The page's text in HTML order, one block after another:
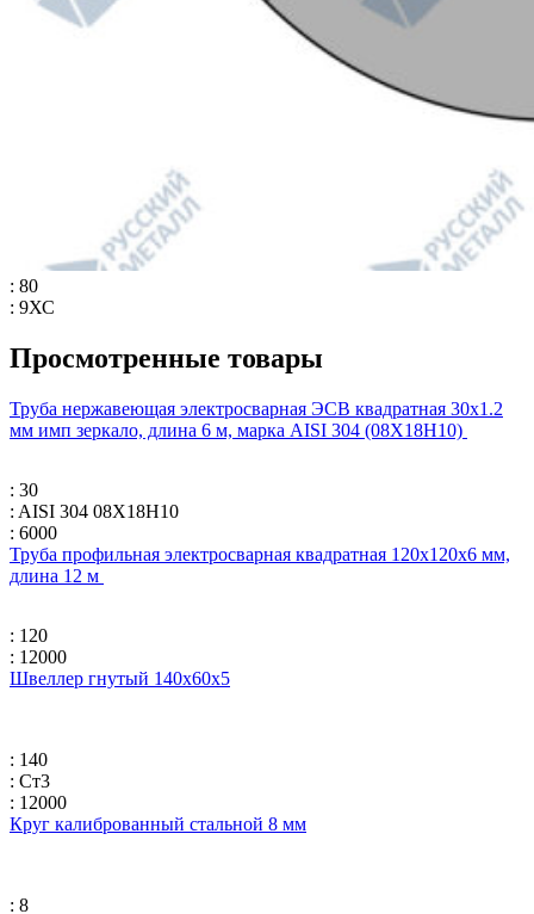
: 80
: 9ХС
Просмотренные товары
Труба нержавеющая электросварная ЭСВ квадратная 30х1.2
мм имп зеркало, длина 6 м, марка AISI 304 (08Х18Н10)
: 30
: AISI 304 08Х18Н10
: 6000
Труба профильная электросварная квадратная 120х120х6 мм,
длина 12 м
: 120
: 12000
Швеллер гнутый 140x60x5
: 140
: Ст3
: 12000
Круг калиброванный стальной 8 мм
: 8